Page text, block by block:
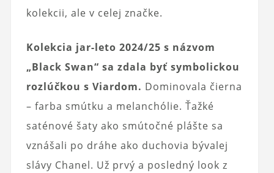
kolekcii, ale v celej značke.
Kolekcia jar-leto 2024/25 s názvom
„Black Swan“ sa zdala byť symbolickou
rozlúčkou s Viardom. Dominovala čierna
– farba smútku a melanchólie. Ťažké
saténové šaty ako smútočné plášte sa
vznášali po dráhe ako duchovia bývalej
slávy Chanel. Už prvý a posledný look z